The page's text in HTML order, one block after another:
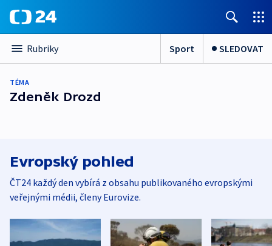
Rubriky Sport SLEDOVAT
TÉMA
Zdeněk Drozd
Evropský pohled
ČT24 každý den vybírá z obsahu publikovaného evropskými
veřejnými médii, členy Eurovize.